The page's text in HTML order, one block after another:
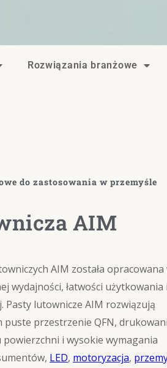
Rozwiązania branżowe
do zastosowania w przemyśle
AIM
AIM została opracowana
wydajności, łatwości użytkowania i
Pasty lutownicze AIM rozwiązują
przestrzenie QFN,
powierzchni i wysokie wymagania
LED, motoryzacja,